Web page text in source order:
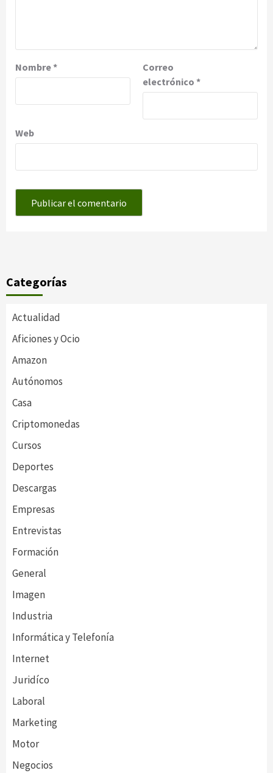
Nombre*
Correo
electrónico *
Web
Categorías
Actualidad
Aficiones y Ocio
Amazon
Autónomos
Casa
Criptomonedas
Cursos
Deportes
Descargas
Empresas
Entrevistas
Formación
General
Imagen
Industria
Informática y Telefonía
Internet
Juridíco
Laboral
Marketing
Motor
Negocios